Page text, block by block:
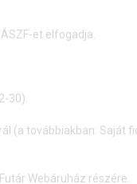
et elfogadja.
30).
(a továbbiakban: Saját
Webáruház részére.